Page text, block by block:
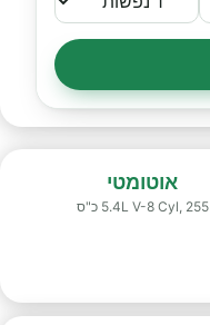
אוטומטי
5.4L V-8 Cyl, 255 כ"ס